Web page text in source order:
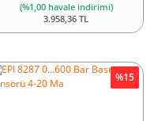
(%1,00 havale indirimi)
3.958,36 TL
%15